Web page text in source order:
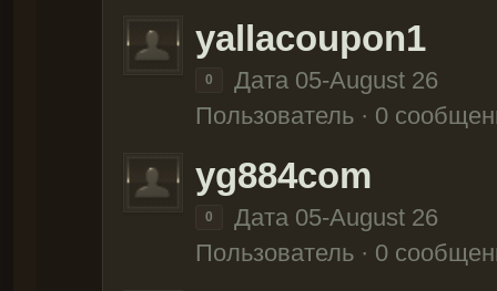
yallacoupon1
0
Дата 05-August 26
Пользователь · 0
yg884com
0
Дата 05-August 26
Пользователь · 0